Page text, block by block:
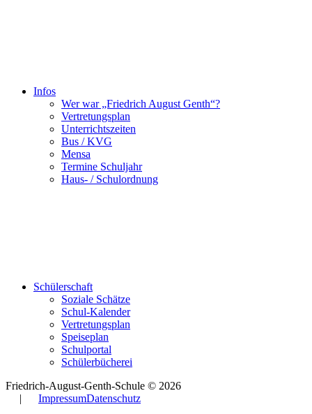
Infos
Wer war „Friedrich August Genth“?
Vertretungsplan
Unterrichtszeiten
Bus / KVG
Mensa
Termine Schuljahr
Haus- / Schulordnung
Schülerschaft
Soziale Schätze
Schul-Kalender
Vertretungsplan
Speiseplan
Schulportal
Schülerbücherei
Friedrich-August-Genth-Schule © 2026
| ImpressumDatenschutz